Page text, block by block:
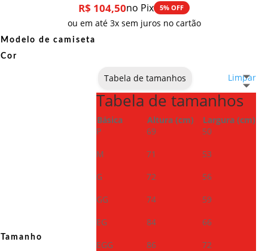
R$ 104,50no Pix 5% OFF
ou em até 3x sem juros no cartão
Modelo de camiseta
Cor
Tamanho
Limpar
Tabela de tamanhos
Tabela de tamanhos
Básica Altura (cm)
Largura (cm)
P
69
50
M
71
53
G
72
56
GG
74
59
EG
84
66
EGG
86
72